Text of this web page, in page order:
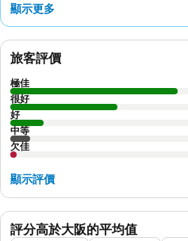
顯示更多
評分高於大阪的平均值
旅客評價
極佳
很好
好
中等
欠佳
顯示評價